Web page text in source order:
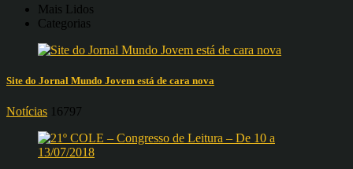
Mais Lidos
Categorias
Site do Jornal Mundo Jovem está de cara nova
Notícias 16797